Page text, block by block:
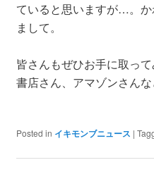
ていると思いますが…。
まして。
皆さんもぜひお手に取って
書店さん、アマゾンさん
Posted in イキモンブニュース |